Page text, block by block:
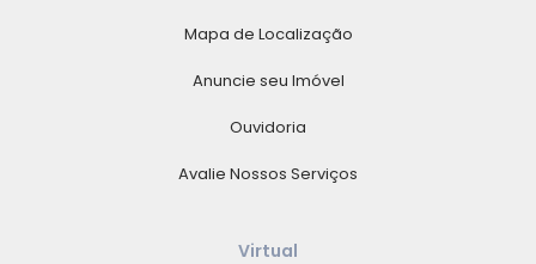
Mapa de Localização
Anuncie seu Imóvel
Ouvidoria
Avalie Nossos Serviços
Virtual